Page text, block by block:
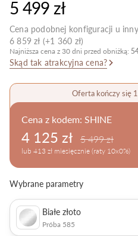
Pielęgnacja biżuterii
5 499 zł
Cena podobnej konfiguracji u
6 859 zł (+1 360 zł)
Najniższa cena z 30 dni przed obniżką:
Skąd tak atrakcyjna cena?
Oferta kończy się
Cena z kodem: SHINE
4 125 zł 5 499 zł
lub 413 zł miesięcznie (raty 10x0%)
Wybrane parametry
Białe złoto
Próba 585